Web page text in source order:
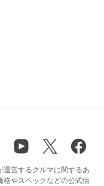
営するクルマに関するあ
格やスペックなどの公式情